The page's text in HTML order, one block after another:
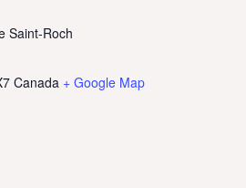
Saint-Roch
Canada + Google Map